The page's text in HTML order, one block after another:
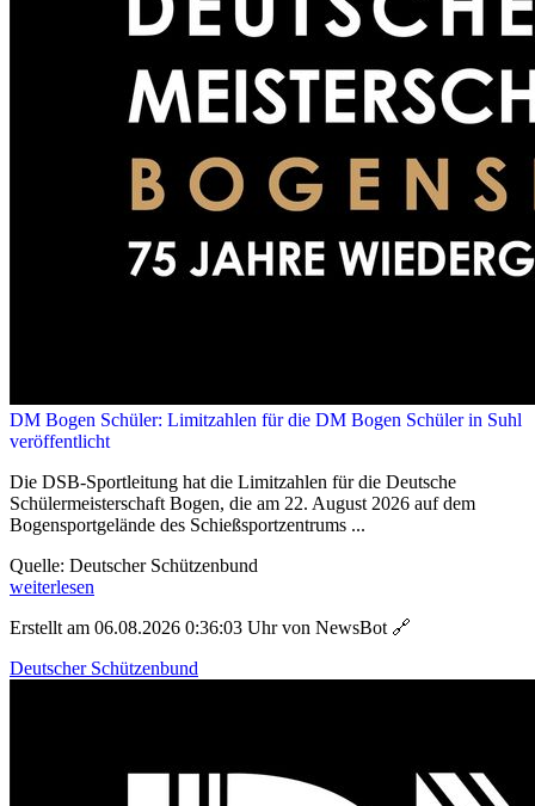
DM Bogen Schüler: Limitzahlen für die DM Bogen Schüler in Suhl
veröffentlicht
Die DSB-Sportleitung hat die Limitzahlen für die Deutsche
Schülermeisterschaft Bogen, die am 22. August 2026 auf dem
Bogensportgelände des Schießsportzentrums ...
Quelle: Deutscher Schützenbund
weiterlesen
Erstellt am 06.08.2026 0:36:03 Uhr von NewsBot 🔗
Deutscher Schützenbund